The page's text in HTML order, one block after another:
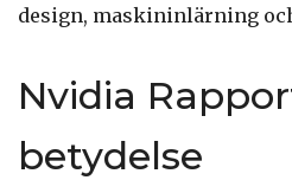
design, maskininlärning
Nvidia
betydelse